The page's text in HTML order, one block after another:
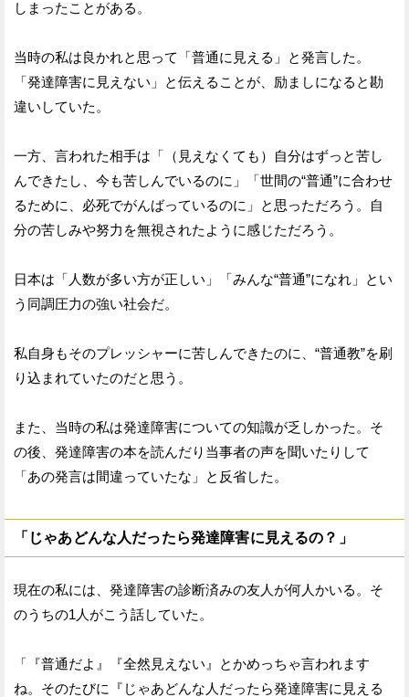
しまったことがある。
当時の私は良かれと思って「普通に見える」と発言した。
「発達障害に見えない」と伝えることが、励ましになると勘
違いしていた。
一方、言われた相手は「（見えなくても）自分はずっと苦し
んできたし、今も苦しんでいるのに」「世間の“普通”に合わせ
るために、必死でがんばっているのに」と思っただろう。自
分の苦しみや努力を無視されたように感じただろう。
日本は「人数が多い方が正しい」「みんな“普通”になれ」とい
う同調圧力の強い社会だ。
私自身もそのプレッシャーに苦しんできたのに、“普通教”を刷
り込まれていたのだと思う。
また、当時の私は発達障害についての知識が乏しかった。そ
の後、発達障害の本を読んだり当事者の声を聞いたりして
「あの発言は間違っていたな」と反省した。
「じゃあどんな人だったら発達障害に見えるの？」
現在の私には、発達障害の診断済みの友人が何人かいる。そ
のうちの1人がこう話していた。
「『普通だよ』『全然見えない』とかめっちゃ言われます
ね。そのたびに『じゃあどんな人だったら発達障害に見える